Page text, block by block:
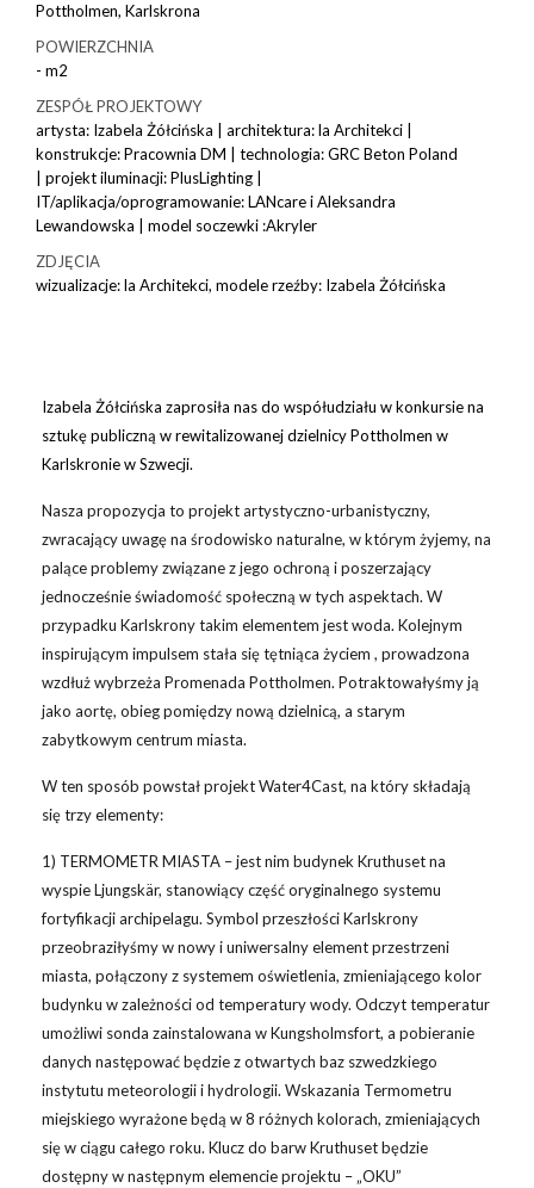
Pottholmen, Karlskrona
POWIERZCHNIA
- m2
ZESPÓŁ PROJEKTOWY
artysta: Izabela Żółcińska | architektura: la Architekci |
konstrukcje: Pracownia DM | technologia: GRC Beton Poland
| projekt iluminacji: PlusLighting |
IT/aplikacja/oprogramowanie: LANcare i Aleksandra
Lewandowska | model soczewki :Akryler
ZDJĘCIA
wizualizacje: la Architekci, modele rzeźby: Izabela Żółcińska
Izabela Żółcińska zaprosiła nas do współudziału w konkursie na
sztukę publiczną w rewitalizowanej dzielnicy Pottholmen w
Karlskronie w Szwecji.
Nasza propozycja to projekt artystyczno-urbanistyczny,
zwracający uwagę na środowisko naturalne, w którym żyjemy, na
palące problemy związane z jego ochroną i poszerzający
jednocześnie świadomość społeczną w tych aspektach. W
przypadku Karlskrony takim elementem jest woda. Kolejnym
inspirującym impulsem stała się tętniąca życiem , prowadzona
wzdłuż wybrzeża Promenada Pottholmen. Potraktowałyśmy ją
jako aortę, obieg pomiędzy nową dzielnicą, a starym
zabytkowym centrum miasta.
W ten sposób powstał projekt Water4Cast, na który składają
się trzy elementy:
1) TERMOMETR MIASTA – jest nim budynek Kruthuset na
wyspie Ljungskär, stanowiący część oryginalnego systemu
fortyfikacji archipelagu. Symbol przeszłości Karlskrony
przeobraziłyśmy w nowy i uniwersalny element przestrzeni
miasta, połączony z systemem oświetlenia, zmieniającego kolor
budynku w zależności od temperatury wody. Odczyt temperatur
umożliwi sonda zainstalowana w Kungsholmsfort, a pobieranie
danych następować będzie z otwartych baz szwedzkiego
instytutu meteorologii i hydrologii. Wskazania Termometru
miejskiego wyrażone będą w 8 różnych kolorach, zmieniających
się w ciągu całego roku. Klucz do barw Kruthuset będzie
dostępny w następnym elemencie projektu – „OKU”